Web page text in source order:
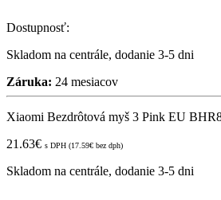
Dostupnosť:
Skladom na centrále, dodanie 3-5 dni
Záruka: 24 mesiacov
Xiaomi Bezdrôtová myš 3 Pink EU
21.63€ s DPH (17.59€ bez dph)
Skladom na centrále, dodanie 3-5 dni